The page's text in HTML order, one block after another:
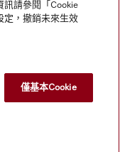
訊請參閱「Cookie
定，撤銷未來生效
僅基本Cookie